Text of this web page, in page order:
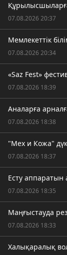
07.08.2026 20:37
Мемлекеттік
07.08.2026 20:34
«Saz Fest»
07.08.2026 18:39
Аналарға
07.08.2026 18:38
"Мех и Кожа"
07.08.2026 18:37
Есту аппаратын
07.08.2026 18:35
Маңғыстауда
07.08.2026 18:33
Халықаралық